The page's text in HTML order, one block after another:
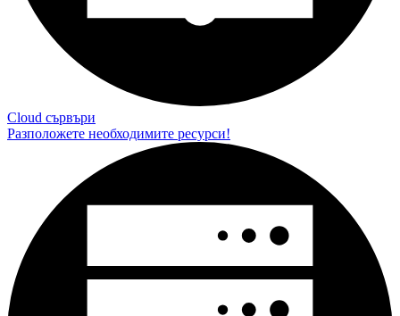
Cloud сървъри
Разположете необходимите ресурси!